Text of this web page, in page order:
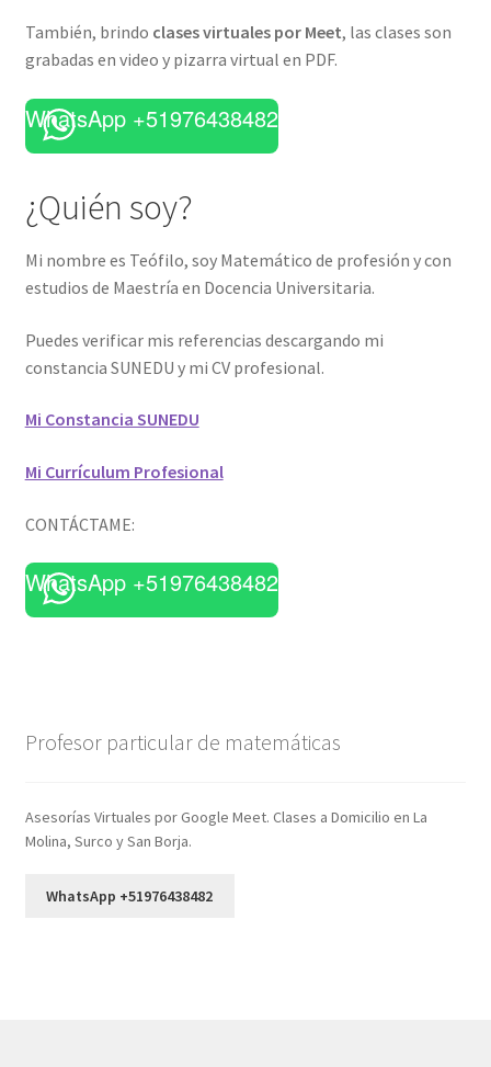
También, brindo clases virtuales por Meet, las clases son
grabadas en video y pizarra virtual en PDF.
WhatsApp +51976438482
¿Quién soy?
Mi nombre es Teófilo, soy Matemático de profesión y con
estudios de Maestría en Docencia Universitaria.
Puedes verificar mis referencias descargando mi
constancia SUNEDU y mi CV profesional.
Mi Constancia SUNEDU
Mi Currículum Profesional
CONTÁCTAME:
WhatsApp +51976438482
Profesor particular de matemáticas
Asesorías Virtuales por Google Meet. Clases a Domicilio en La
Molina, Surco y San Borja.
WhatsApp +51976438482